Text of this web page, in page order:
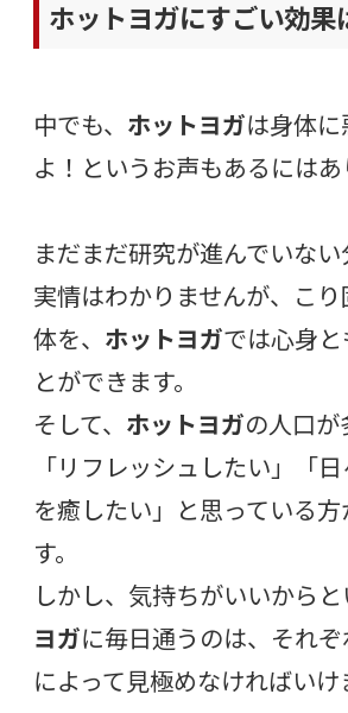
ホットヨガにすごい効果
中でも、 ホットヨガは身体
よ！というお声もあるにはあ
まだまだ研究が進んでいない
実情はわかりませんが、こ
体を、 ホットヨガでは心身
とができます。
そして、 ホットヨガの人口が
「リフレッシュしたい」「
を癒したい」と思っている
す。
しかし、気持ちがいいからと
ヨガに毎日通うのは、それ
によって見極めなければいけ